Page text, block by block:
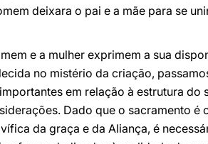
deixara o pai e a mãe para se
e a mulher exprimem a sua
no mistério da criação,
em relação à estrutura do
Dado que o sacramento é
da graça e da Aliança, é